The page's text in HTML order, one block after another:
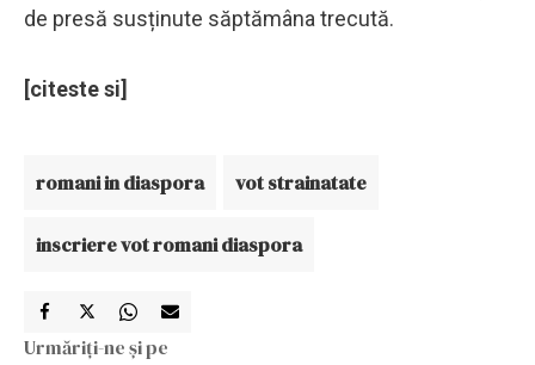
de presă susținute săptămâna trecută.
[citeste si]
romani in diaspora vot strainatate
inscriere vot romani diaspora
Urmăriți-ne și pe